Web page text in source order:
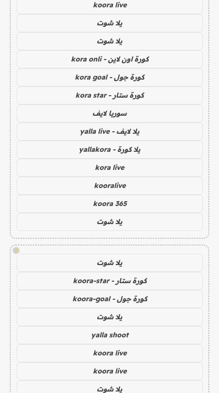
koora live
يلا شوت
يلا شوت
كورة اون لاين - kora onli
كورة جول - kora goal
كورة ستار - kora star
سوريا لايف
يلا لايف - yalla live
يلا كورة - yallakora
kora live
kooralive
koora 365
يلا شوت
!
يلا شوت
كورة ستار - koora-star
كورة جول - koora-goal
يلا شوت
yalla shoot
koora live
koora live
يلا شوت